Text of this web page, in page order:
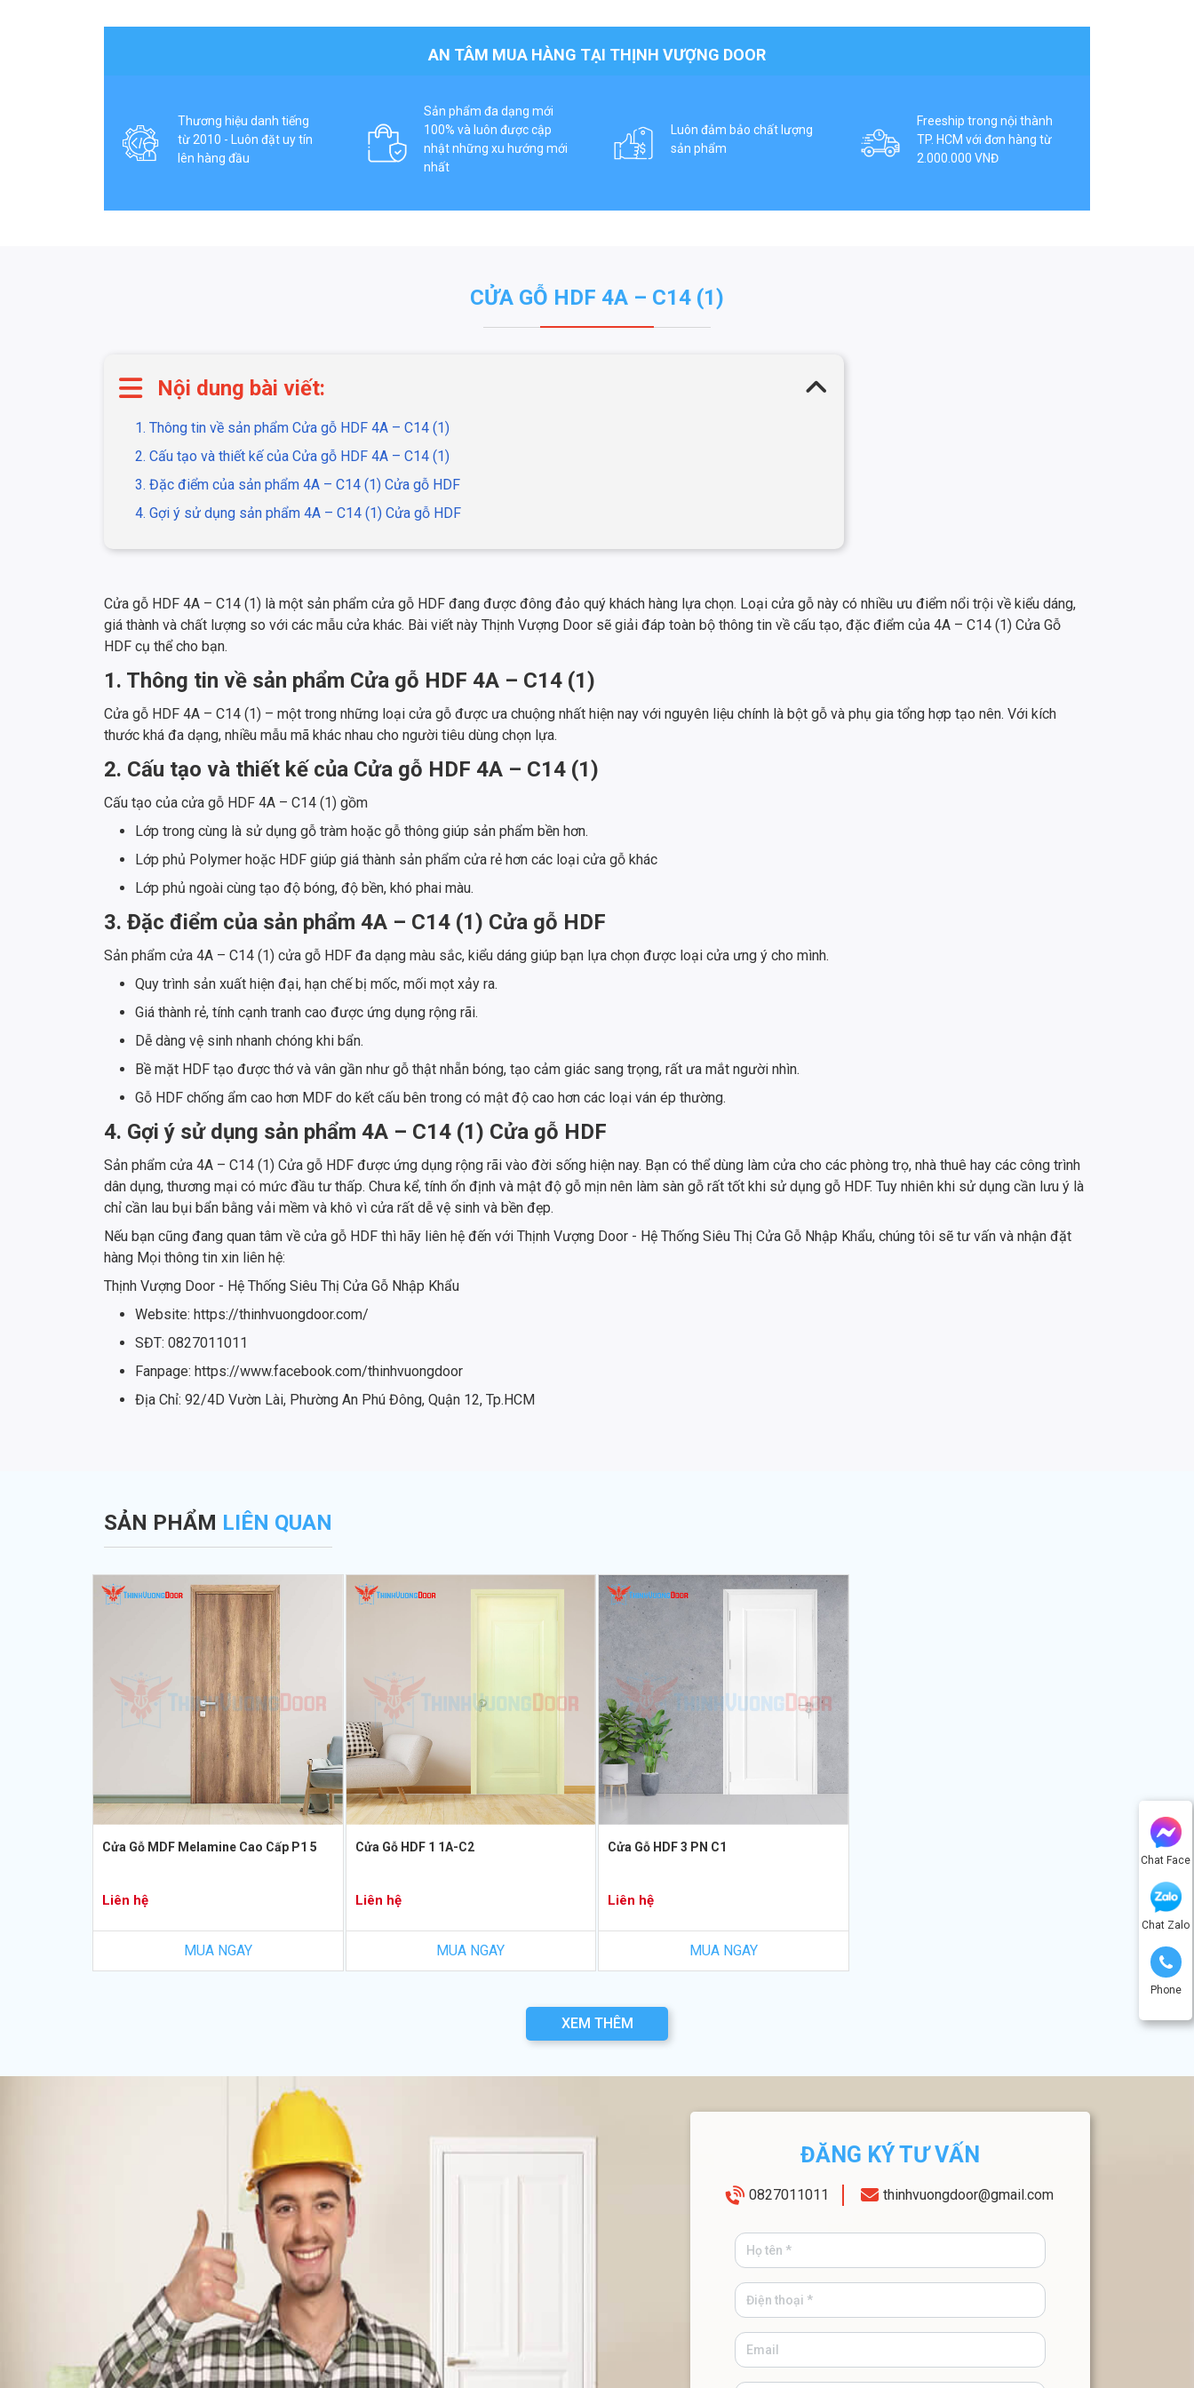
Chat Face
Chat Zalo
Phone
AN TÂM MUA HÀNG TẠI THỊNH VƯỢNG DOOR
Thương hiệu danh tiếng
từ 2010 - Luôn đặt uy tín
lên hàng đầu
Sản phẩm đa dạng mới
100% và luôn được cập
nhật những xu hướng mới
nhất
Luôn đảm bảo chất lượng
sản phẩm
Freeship trong nội thành
TP. HCM với đơn hàng từ
2.000.000 VNĐ
CỬA GỖ HDF 4A – C14 (1)
Nội dung bài viết:
1. Thông tin về sản phẩm Cửa gỗ HDF 4A – C14 (1)
2. Cấu tạo và thiết kế của Cửa gỗ HDF 4A – C14 (1)
3. Đặc điểm của sản phẩm 4A – C14 (1) Cửa gỗ HDF
4. Gợi ý sử dụng sản phẩm 4A – C14 (1) Cửa gỗ HDF
Cửa gỗ HDF 4A – C14 (1) là một sản phẩm cửa gỗ HDF đang được đông đảo quý khách hàng lựa chọn. Loại cửa gỗ này có nhiều ưu điểm nổi trội về kiểu dáng,
giá thành và chất lượng so với các mẫu cửa khác. Bài viết này Thịnh Vượng Door sẽ giải đáp toàn bộ thông tin về cấu tạo, đặc điểm của 4A – C14 (1) Cửa Gỗ
HDF cụ thể cho bạn.
1. Thông tin về sản phẩm Cửa gỗ HDF 4A – C14 (1)
Cửa gỗ HDF 4A – C14 (1) – một trong những loại cửa gỗ được ưa chuộng nhất hiện nay với nguyên liệu chính là bột gỗ và phụ gia tổng hợp tạo nên. Với kích
thước khá đa dạng, nhiều mẫu mã khác nhau cho người tiêu dùng chọn lựa.
2. Cấu tạo và thiết kế của Cửa gỗ HDF 4A – C14 (1)
Cấu tạo của cửa gỗ HDF 4A – C14 (1) gồm
Lớp trong cùng là sử dụng gỗ tràm hoặc gỗ thông giúp sản phẩm bền hơn.
Lớp phủ Polymer hoặc HDF giúp giá thành sản phẩm cửa rẻ hơn các loại cửa gỗ khác
Lớp phủ ngoài cùng tạo độ bóng, độ bền, khó phai màu.
3. Đặc điểm của sản phẩm 4A – C14 (1) Cửa gỗ HDF
Sản phẩm cửa 4A – C14 (1) cửa gỗ HDF đa dạng màu sắc, kiểu dáng giúp bạn lựa chọn được loại cửa ưng ý cho mình.
Quy trình sản xuất hiện đại, hạn chế bị mốc, mối mọt xảy ra.
Giá thành rẻ, tính cạnh tranh cao được ứng dụng rộng rãi.
Dễ dàng vệ sinh nhanh chóng khi bẩn.
Bề mặt HDF tạo được thớ và vân gần như gỗ thật nhẵn bóng, tạo cảm giác sang trọng, rất ưa mắt người nhìn.
Gỗ HDF chống ẩm cao hơn MDF do kết cấu bên trong có mật độ cao hơn các loại ván ép thường.
4. Gợi ý sử dụng sản phẩm 4A – C14 (1) Cửa gỗ HDF
Sản phẩm cửa 4A – C14 (1) Cửa gỗ HDF được ứng dụng rộng rãi vào đời sống hiện nay. Bạn có thể dùng làm cửa cho các phòng trọ, nhà thuê hay các công trình
dân dụng, thương mại có mức đầu tư thấp. Chưa kể, tính ổn định và mật độ gỗ mịn nên làm sàn gỗ rất tốt khi sử dụng gỗ HDF. Tuy nhiên khi sử dụng cần lưu ý là
chỉ cần lau bụi bẩn bằng vải mềm và khô vì cửa rất dễ vệ sinh và bền đẹp.
Nếu bạn cũng đang quan tâm về cửa gỗ HDF thì hãy liên hệ đến với Thịnh Vượng Door - Hệ Thống Siêu Thị Cửa Gỗ Nhập Khẩu, chúng tôi sẽ tư vấn và nhận đặt
hàng Mọi thông tin xin liên hệ:
Thịnh Vượng Door - Hệ Thống Siêu Thị Cửa Gỗ Nhập Khẩu
Website: https://thinhvuongdoor.com/
SĐT: 0827011011
Fanpage: https://www.facebook.com/thinhvuongdoor
Địa Chỉ: 92/4D Vườn Lài, Phường An Phú Đông, Quận 12, Tp.HCM
SẢN PHẨM LIÊN QUAN
Cửa Gỗ MDF Melamine Cao Cấp P1 5
Liên hệ
MUA NGAY
Cửa Gỗ HDF 1 1A-C2
Liên hệ
MUA NGAY
Cửa Gỗ HDF 3 PN C1
Liên hệ
MUA NGAY
XEM THÊM
ĐĂNG KÝ TƯ VẤN
0827011011 thinhvuongdoor@gmail.com